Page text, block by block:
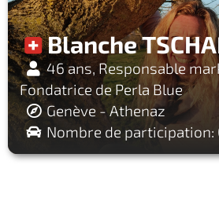
Blanche
46 ans, Responsable
Fondatrice de Perla Blue
Genève - Athenaz
Nombre de participation: